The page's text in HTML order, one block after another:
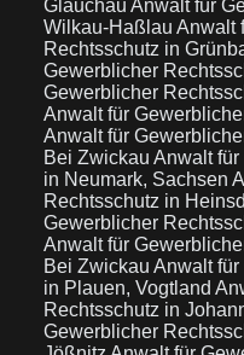
Glauchau Anwalt für
Wilkau-Haßlau Anwalt
Rechtsschutz in
Gewerblicher
Gewerblicher
Anwalt für
Anwalt für
Bei Zwickau Anwalt für
in Neumark, Sachsen
Rechtsschutz in
Gewerblicher
Anwalt für
Bei Zwickau Anwalt für
in Plauen, Vogtland
Rechtsschutz in
Gewerblicher